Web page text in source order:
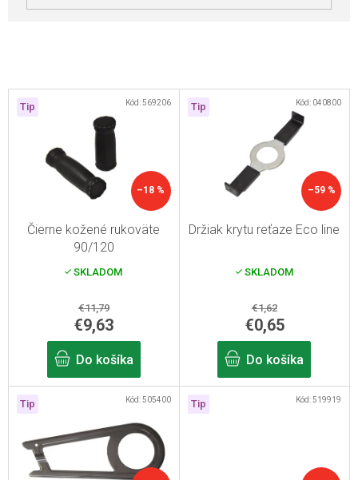
V
v
Tip
–18 %
Čierne kožené rukoväte
90/120
SKLADOM
€11,79
€9,63
Do košíka
Kód:569206 Tip
–59 %
Držiak krytu reťaze Eco line
SKLADOM
€1,62
€0,65
Do košíka
Kód: 040800
Tip Kód:505400 Tip Kód:519919